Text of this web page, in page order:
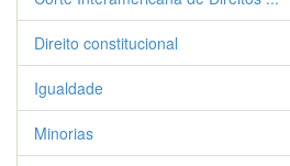
Direito constitucional
Igualdade
Minorias